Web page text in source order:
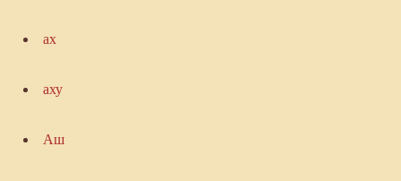
ах
аху
Аш